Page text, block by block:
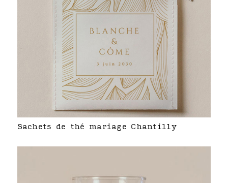
Sachets de thé mariage Chantilly